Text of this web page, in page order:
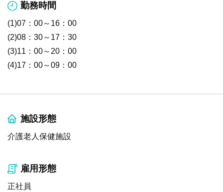
勤務時間
(1)07：00～16：00
(2)08：30～17：30
(3)11：00～20：00
(4)17：00～09：00
施設形態
介護老人保健施設
雇用形態
正社員